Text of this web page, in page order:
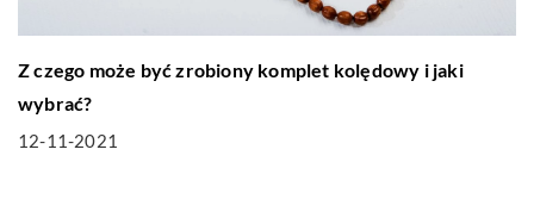
Z czego może być zrobiony komplet kolędowy i jaki
wybrać?
12-11-2021